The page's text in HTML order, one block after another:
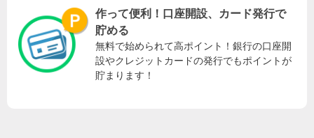
作って便利！口座開設、カード発行で
貯める
無料で始められて高ポイント！銀行の口座開
設やクレジットカードの発行でもポイントが
貯まります！